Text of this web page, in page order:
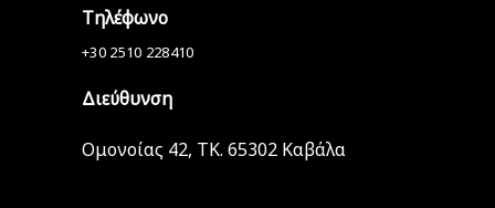
Τηλέφωνο
+30 2510 228410
Διεύθυνση
Ομονοίας 42, ΤΚ. 65302 Καβάλα